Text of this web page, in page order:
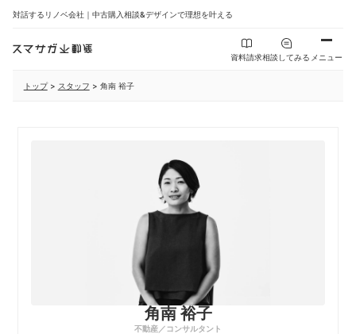
対話するリノベ会社｜中古購入相談&デザインで理想を叶える
メニュー
資料請求相談してみる
トップ> スタッフ > 角南 裕子
角南 裕子
不動産／コンサルタント